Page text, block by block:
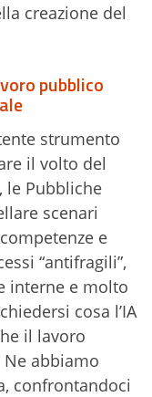
creazione del
pubblico
strumento
il volto del
le Pubbliche
scenari
e
“antifragili”,
interne e molto
cosa l’IA
il lavoro
abbiamo
confrontandoci